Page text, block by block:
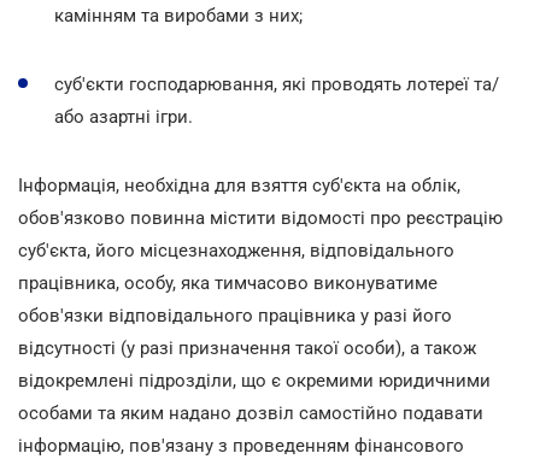
камінням та виробами з них;
суб'єкти господарювання, які проводять лотереї та/
або азартні ігри.
Інформація, необхідна для взяття суб'єкта на облік,
обов'язково повинна містити відомості про реєстрацію
суб'єкта, його місцезнаходження, відповідального
працівника, особу, яка тимчасово виконуватиме
обов'язки відповідального працівника у разі його
відсутності (у разі призначення такої особи), а також
відокремлені підрозділи, що є окремими юридичними
особами та яким надано дозвіл самостійно подавати
інформацію, пов'язану з проведенням фінансового